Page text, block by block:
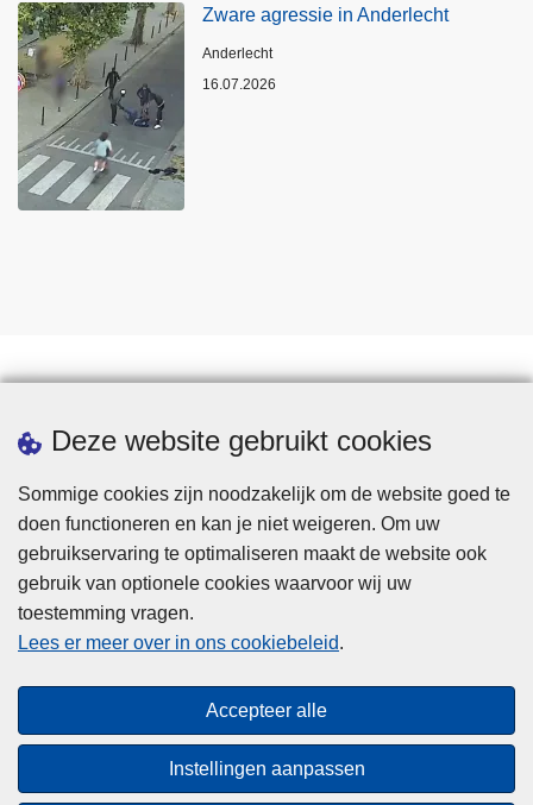
Deze website gebruikt cookies
Sommige cookies zijn noodzakelijk om de website goed te
doen functioneren en kan je niet weigeren. Om uw
gebruikservaring te optimaliseren maakt de website ook
gebruik van optionele cookies waarvoor wij uw
toestemming vragen.
Lees er meer over in ons cookiebeleid.
Accepteer alle
Instellingen aanpassen
Zware agressie in Anderlecht
Plaats
Anderlecht
16.07.2026
Privacy
Cookies
Toegankelijkheid